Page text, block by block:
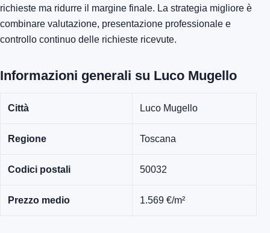
richieste ma ridurre il margine finale. La strategia migliore è
combinare valutazione, presentazione professionale e
controllo continuo delle richieste ricevute.
Informazioni generali su Luco Mugello
Città Luco Mugello
Regione Toscana
Codici postali 50032
Prezzo medio 1.569 €/m²